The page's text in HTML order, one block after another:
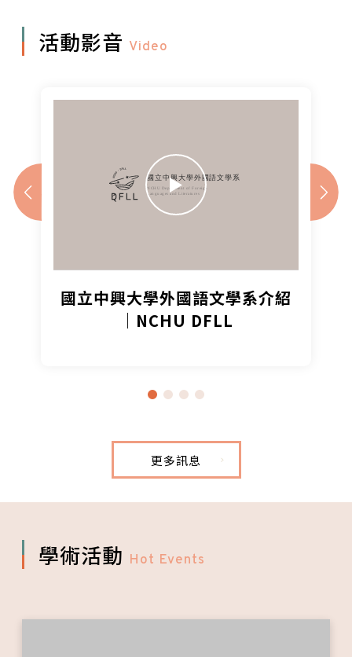
活動影音 Video
國立中興大學外國語文學系介紹
｜NCHU DFLL
更多訊息
學術活動 Hot Events